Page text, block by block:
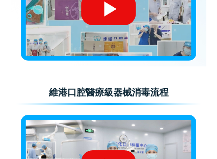
維港口腔醫療級器械消毒流程